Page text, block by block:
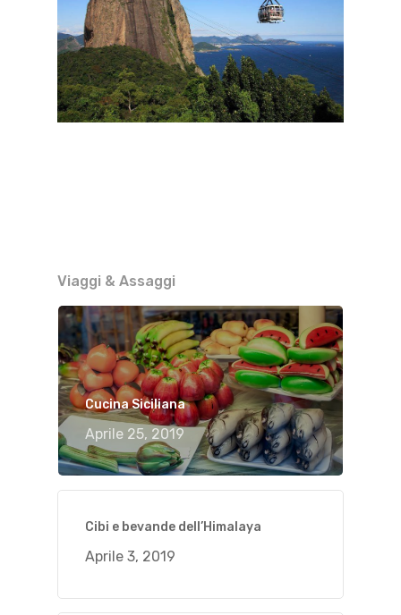
Viaggi & Assaggi
Cucina Siciliana
Aprile 25, 2019
Cibi e bevande dell’Himalaya
Aprile 3, 2019